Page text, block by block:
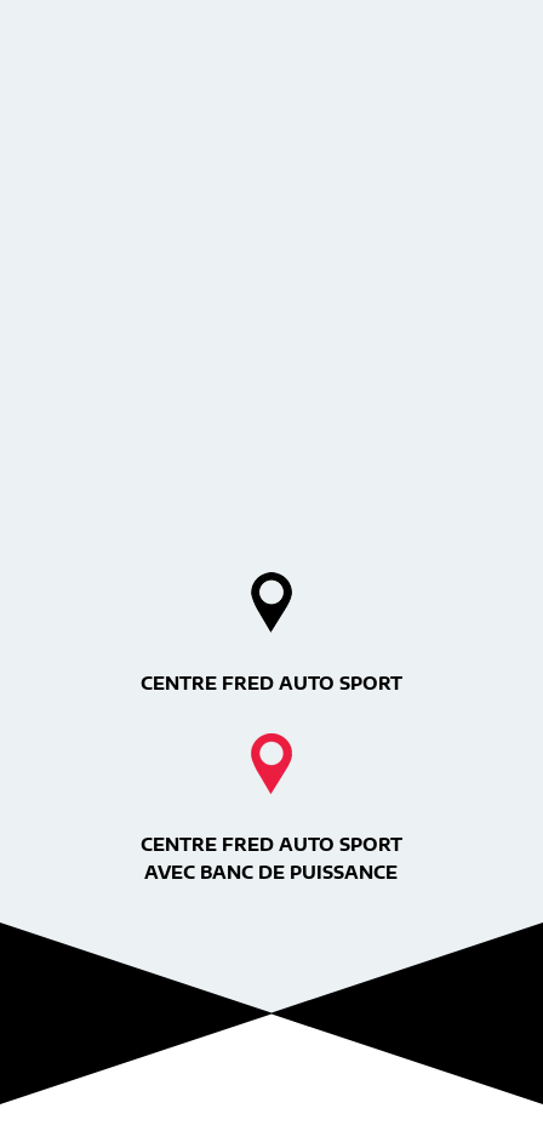
CENTRE FRED AUTO SPORT
CENTRE FRED AUTO SPORT
AVEC BANC DE PUISSANCE